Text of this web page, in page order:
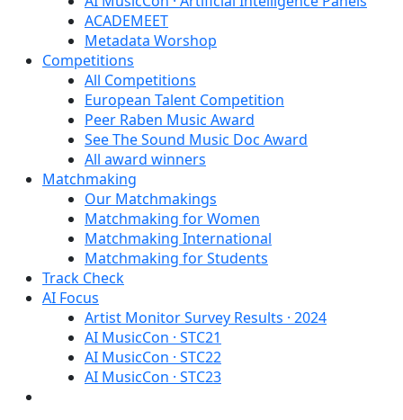
ACADEMEET
Metadata Worshop
Competitions
All Competitions
European Talent Competition
Peer Raben Music Award
See The Sound Music Doc Award
All award winners
Matchmaking
Our Matchmakings
Matchmaking for Women
Matchmaking International
Matchmaking for Students
Track Check
AI Focus
Artist Monitor Survey Results · 2024
AI MusicCon · STC21
AI MusicCon · STC22
AI MusicCon · STC23